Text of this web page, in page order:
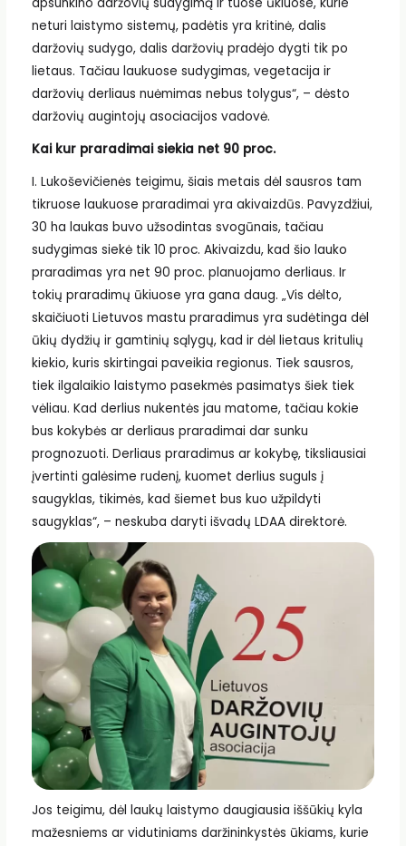
neturi laistymo sistemų, padėtis yra kritinė, dalis
daržovių sudygo, dalis daržovių pradėjo dygti tik po
lietaus. Tačiau laukuose sudygimas, vegetacija ir
daržovių derliaus nuėmimas nebus tolygus“, – dėsto
daržovių augintojų asociacijos vadovė.
Kai kur praradimai siekia net 90 proc.
I. Lukoševičienės teigimu, šiais metais dėl sausros tam
tikruose laukuose praradimai yra akivaizdūs. Pavyzdžiui,
30 ha laukas buvo užsodintas svogūnais, tačiau
sudygimas siekė tik 10 proc. Akivaizdu, kad šio lauko
praradimas yra net 90 proc. planuojamo derliaus. Ir
tokių praradimų ūkiuose yra gana daug. „Vis dėlto,
skaičiuoti Lietuvos mastu praradimus yra sudėtinga dėl
ūkių dydžių ir gamtinių sąlygų, kad ir dėl lietaus kritulių
kiekio, kuris skirtingai paveikia regionus. Tiek sausros,
tiek ilgalaikio laistymo pasekmės pasimatys šiek tiek
vėliau. Kad derlius nukentės jau matome, tačiau kokie
bus kokybės ar derliaus praradimai dar sunku
prognozuoti. Derliaus praradimus ar kokybę, tiksliausiai
įvertinti galėsime rudenį, kuomet derlius suguls į
saugyklas, tikimės, kad šiemet bus kuo užpildyti
saugyklas“, – neskuba daryti išvadų LDAA direktorė.
Jos teigimu, dėl laukų laistymo daugiausia iššūkių kyla
mažesniems ar vidutiniams daržininkystės ūkiams, kurie